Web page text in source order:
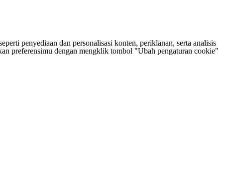
penyediaan dan personalisasi konten, periklanan, serta analisis
preferensimu dengan mengklik tombol "Ubah pengaturan cookie"